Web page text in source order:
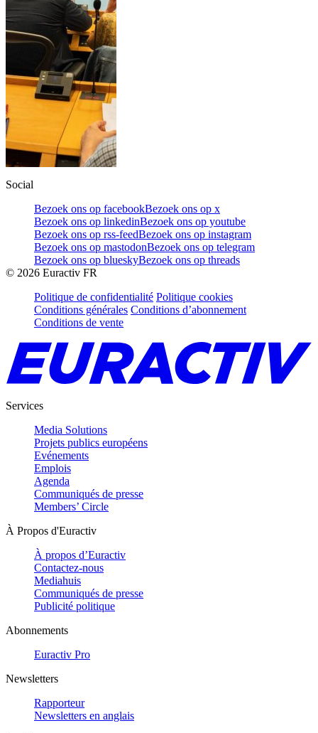
Social
Bezoek ons op facebookBezoek ons op x
Bezoek ons op linkedinBezoek ons op youtube
Bezoek ons op rss-feedBezoek ons op instagram
Bezoek ons op mastodonBezoek ons op telegram
Bezoek ons op blueskyBezoek ons op threads
© 2026 Euractiv FR
Politique de confidentialité Politique cookies
Conditions générales Conditions d’abonnement
Conditions de vente
Services
Media Solutions
Projets publics européens
Evénements
Emplois
Agenda
Communiqués de presse
Members’ Circle
À Propos d'Euractiv
À propos d’Euractiv
Contactez-nous
Mediahuis
Communiqués de presse
Publicité politique
Abonnements
Euractiv Pro
Newsletters
Rapporteur
Newsletters en anglais